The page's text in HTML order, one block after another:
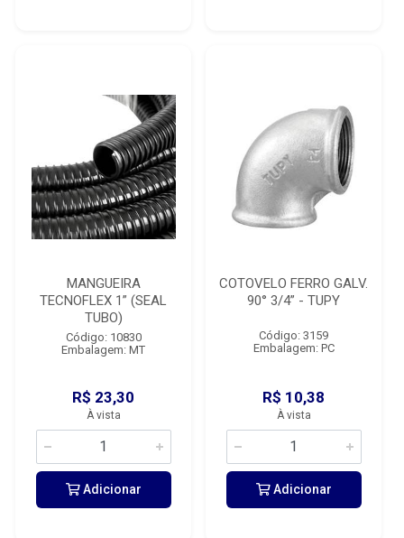
MANGUEIRA
TECNOFLEX 1” (SEAL
TUBO)
Código: 10830
Embalagem: MT
R$ 23,30
À vista
Adicionar
COTOVELO FERRO GALV.
90° 3/4” - TUPY
Código: 3159
Embalagem: PC
R$ 10,38
À vista
Adicionar